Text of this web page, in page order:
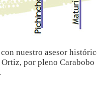
nuestro asesor
por pleno Carabobo